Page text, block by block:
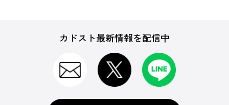
カドスト最新情報を配信中